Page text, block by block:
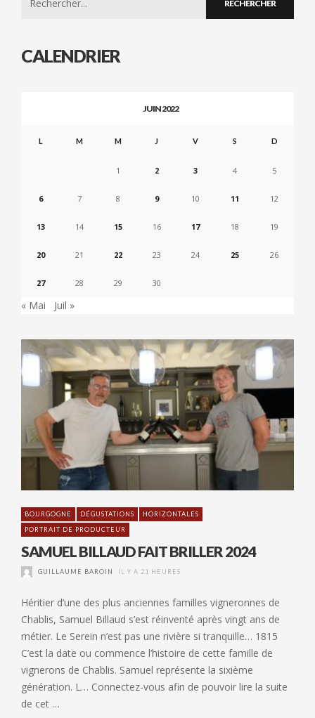
CALENDRIER
JUIN 2022
L M M J V S D
1 2 3 4 5
6 7 8 9 10 11 12
13 14 15 16 17 18 19
20 21 22 23 24 25 26
27 28 29 30
« Mai Juil »
BOURGOGNE DÉGUSTATIONS
HORIZONTALES
PORTRAIT DE PRODUCTEUR
SAMUEL BILLAUD FAIT BRILLER 2024
GUILLAUME BAROIN IL Y A 21 HEURES
Héritier d’une des plus anciennes familles vigneronnes de
Chablis, Samuel Billaud s’est réinventé après vingt ans de
métier. Le Serein n’est pas une rivière si tranquille… 1815
C’est la date ou commence l’histoire de cette famille de
vignerons de Chablis. Samuel représente la sixième
génération. L… Connectez-vous afin de pouvoir lire la suite
de cet …